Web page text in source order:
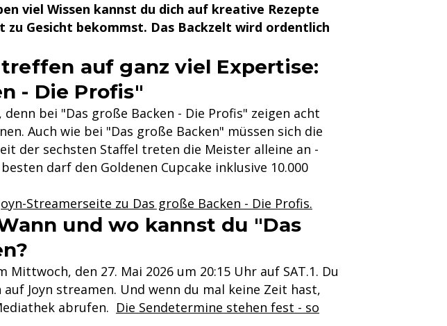
viel Wissen kannst du dich auf kreative Rezepte
Gesicht bekommst. Das Backzelt wird ordentlich
auf ganz viel Expertise:
- Die Profis"
bei "Das große Backen - Die Profis" zeigen acht
Auch wie bei "Das große Backen" müssen sich die
der sechsten Staffel treten die Meister alleine an -
darf den Goldenen Cupcake inklusive 10.000
Streamerseite zu Das große Backen - Die Profis.
und wo kannst du "Das
den 27. Mai 2026 um 20:15 Uhr auf SAT.1. Du
Joyn streamen. Und wenn du mal keine Zeit hast,
abrufen. Die Sendetermine stehen fest - so